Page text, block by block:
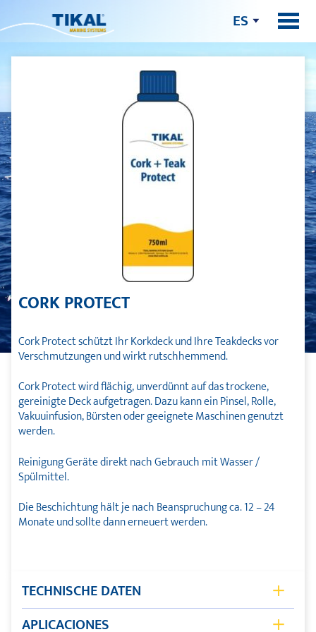
ES
CORK PROTECT
Cork Protect schützt Ihr Korkdeck und Ihre Teakdecks vor
Verschmutzungen und wirkt rutschhemmend.
Cork Protect wird flächig, unverdünnt auf das trockene,
gereinigte Deck aufgetragen. Dazu kann ein Pinsel, Rolle,
Vakuuinfusion, Bürsten oder geeignete Maschinen genutzt
werden.
Reinigung Geräte direkt nach Gebrauch mit Wasser /
Spülmittel.
Die Beschichtung hält je nach Beanspruchung ca. 12 – 24
Monate und sollte dann erneuert werden.
TECHNISCHE DATEN
Chemische Basis Acryl-Alkydharz-Kombination
APLICACIONES